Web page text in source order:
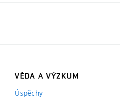
VĚDA A VÝZKUM
Úspěchy